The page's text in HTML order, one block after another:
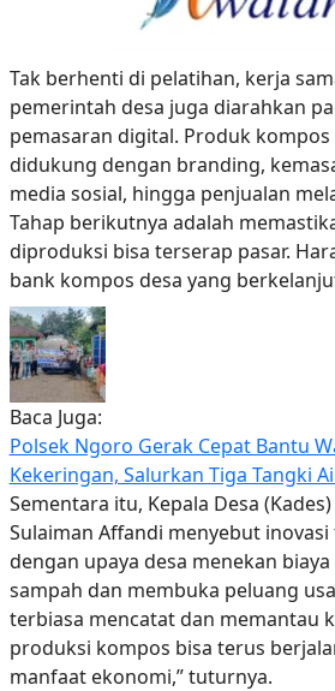
Tak berhenti di pelatihan, kerja
pemerintah desa juga diarahkan
pemasaran digital. Produk
didukung dengan branding,
media sosial, hingga penjualan
Tahap berikutnya adalah
diproduksi bisa terserap pasar.
bank kompos desa yang
Baca Juga:
Polsek Ngoro Gerak Cepat Bantu
Kekeringan, Salurkan Tiga Tangki
Sementara itu, Kepala Desa
Sulaiman Affandi menyebut
dengan upaya desa menekan
sampah dan membuka peluang
terbiasa mencatat dan memantau
produksi kompos bisa terus
manfaat ekonomi,” tuturnya.